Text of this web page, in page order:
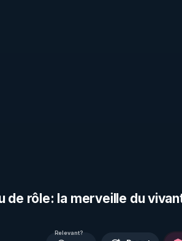
de rôle: la merveille du
Relevant?